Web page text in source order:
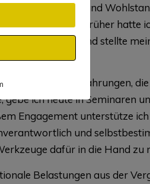
Fülle, Gesundheit und
vorstellbar war. Früher hatte
und leer und stellte
und die Erfahrungen,
gebe ich heute in Seminaren
Engagement unterstütze
und
dafür in die Hand zu
Belastungen aus der